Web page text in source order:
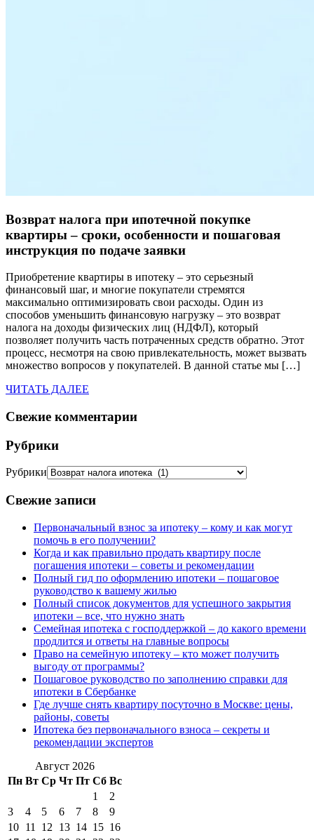
Возврат налога при ипотечной покупке
квартиры – сроки, особенности и пошаговая
инструкция по подаче заявки
Приобретение квартиры в ипотеку – это серьезный
финансовый шаг, и многие покупатели стремятся
максимально оптимизировать свои расходы. Один из
способов уменьшить финансовую нагрузку – это возврат
налога на доходы физических лиц (НДФЛ), который
позволяет получить часть потраченных средств обратно. Этот
процесс, несмотря на свою привлекательность, может вызвать
множество вопросов у покупателей. В данной статье мы […]
ЧИТАТЬ ДАЛЕЕ
Свежие комментарии
Рубрики
Рубрики
Свежие записи
Первоначальный взнос за ипотеку – кому и как могут
помочь в его получении?
Когда и как правильно продать квартиру после
погашения ипотеки – советы и рекомендации
Полный гид по оформлению ипотеки – пошаговое
руководство к вашему жилью
Полный список документов для успешного закрытия
ипотеки – все, что нужно знать
Семейная ипотека с господдержкой – до какого времени
продлится и ответы на главные вопросы
Право на семейную ипотеку – кто может получить
выгоду от программы?
Пошаговое руководство по заполнению справки для
ипотеки в Сбербанке
Где лучше снять квартиру посуточно в Москве: цены,
районы, советы
Ипотека без первоначального взноса – секреты и
рекомендации экспертов
Август 2026
Пн Вт Ср Чт Пт Сб Вс
1
2
3
4 5 6 7 8
9
10 11 12 13 14 15 16